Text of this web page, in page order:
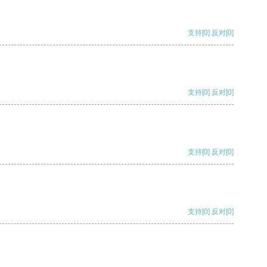
支持[0] 反对[0]
支持[0] 反对[0]
支持[0] 反对[0]
支持[0] 反对[0]